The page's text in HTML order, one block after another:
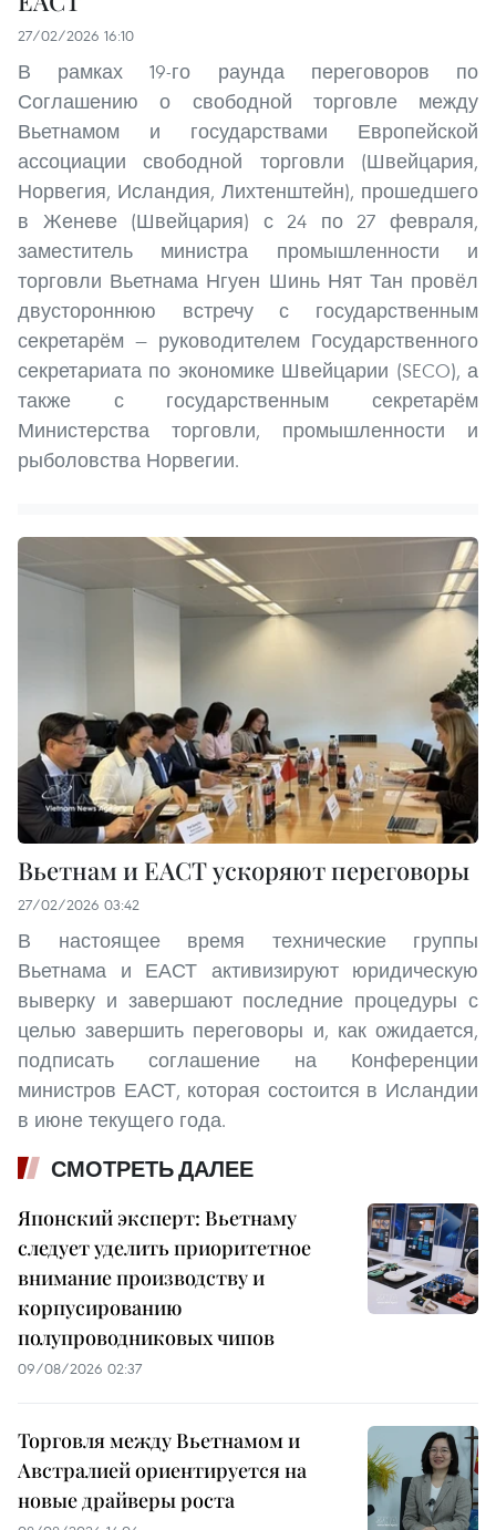
27/02/2026 16:10
В рамках 19-го раунда переговоров по
Соглашению о свободной торговле между
Вьетнамом и государствами Европейской
ассоциации свободной торговли (Швейцария,
Норвегия, Исландия, Лихтенштейн), прошедшего
в Женеве (Швейцария) с 24 по 27 февраля,
заместитель министра промышленности и
торговли Вьетнама Нгуен Шинь Нят Тан провёл
двустороннюю встречу с государственным
секретарём — руководителем Государственного
секретариата по экономике Швейцарии (SECO), а
также с государственным секретарём
Министерства торговли, промышленности и
рыболовства Норвегии.
Вьетнам и ЕАСТ ускоряют переговоры
27/02/2026 03:42
В настоящее время технические группы
Вьетнама и ЕАСТ активизируют юридическую
выверку и завершают последние процедуры с
целью завершить переговоры и, как ожидается,
подписать соглашение на Конференции
министров ЕАСТ, которая состоится в Исландии
в июне текущего года.
СМОТРЕТЬ ДАЛЕЕ
Японский эксперт: Вьетнаму
следует уделить приоритетное
внимание производству и
корпусированию
полупроводниковых чипов
09/08/2026 02:37
Торговля между Вьетнамом и
Австралией ориентируется на
новые драйверы роста